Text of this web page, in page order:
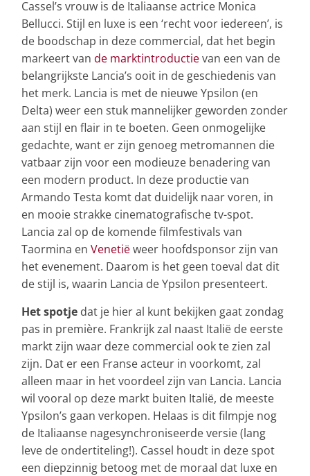
Cassel’s vrouw is de Italiaanse actrice Monica
Bellucci. Stijl en luxe is een ‘recht voor iedereen’, is
de boodschap in deze commercial, dat het begin
markeert van de marktintroductievan een van de
belangrijkste Lancia’s ooit in de geschiedenis van
het merk. Lancia is met de nieuwe Ypsilon (en
Delta) weer een stuk mannelijker geworden zonder
aan stijl en flair in te boeten. Geen onmogelijke
gedachte, want er zijn genoeg metromannen die
vatbaar zijn voor een modieuze benadering van
een modern product. In deze productie van
Armando Testa komt dat duidelijk naar voren, in
en mooie strakke cinematografische tv-spot.
Lancia zal op de komende filmfestivals van
Taormina en Venetiëweer hoofdsponsor zijn van
het evenement. Daarom is het geen toeval dat dit
de stijl is, waarin Lancia de Ypsilon presenteert.
Het spotje dat je hier al kunt bekijken gaat zondag
pas in première. Frankrijk zal naast Italië de eerste
markt zijn waar deze commercial ook te zien zal
zijn. Dat er een Franse acteur in voorkomt, zal
alleen maar in het voordeel zijn van Lancia. Lancia
wil vooral op deze markt buiten Italië, de meeste
Ypsilon’s gaan verkopen. Helaas is dit filmpje nog
de Italiaanse nagesynchroniseerde versie (lang
leve de ondertiteling!). Cassel houdt in deze spot
een diepzinnig betoog met de moraal dat luxe en